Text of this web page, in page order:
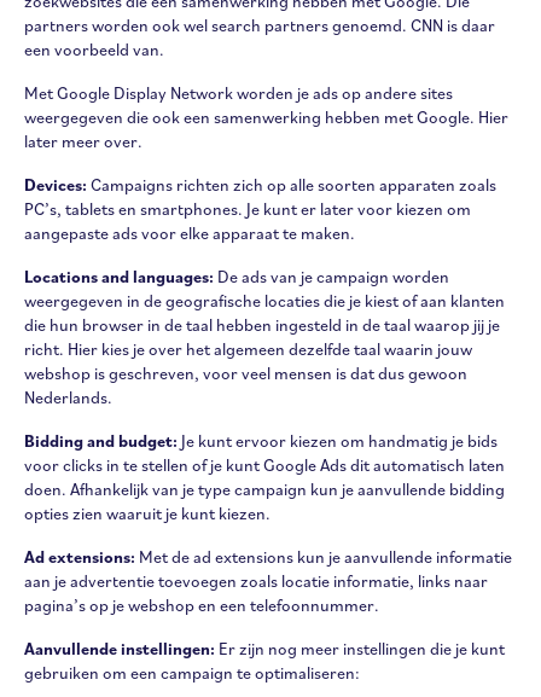
partners worden ook wel search partners genoemd. CNN is daar
een voorbeeld van.
Met Google Display Network worden je ads op andere sites
weergegeven die ook een samenwerking hebben met Google. Hier
later meer over.
Devices: Campaigns richten zich op alle soorten apparaten zoals
PC’s, tablets en smartphones. Je kunt er later voor kiezen om
aangepaste ads voor elke apparaat te maken.
Locations and languages: De ads van je campaign worden
weergegeven in de geografische locaties die je kiest of aan klanten
die hun browser in de taal hebben ingesteld in de taal waarop jij je
richt. Hier kies je over het algemeen dezelfde taal waarin jouw
webshop is geschreven, voor veel mensen is dat dus gewoon
Nederlands.
Bidding and budget: Je kunt ervoor kiezen om handmatig je bids
voor clicks in te stellen of je kunt Google Ads dit automatisch laten
doen. Afhankelijk van je type campaign kun je aanvullende bidding
opties zien waaruit je kunt kiezen.
Ad extensions: Met de ad extensions kun je aanvullende informatie
aan je advertentie toevoegen zoals locatie informatie, links naar
pagina’s op je webshop en een telefoonnummer.
Aanvullende instellingen: Er zijn nog meer instellingen die je kunt
gebruiken om een campaign te optimaliseren: